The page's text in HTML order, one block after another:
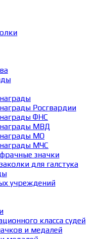
Росгвардии
ФНС
МВД
МО
МЧС
значки
для галстука
учреждений
класса судей
и медалей